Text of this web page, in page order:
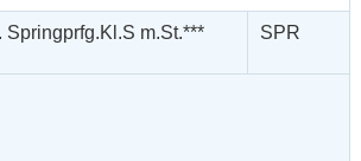
Springprfg.Kl.S m.St.*** SPR